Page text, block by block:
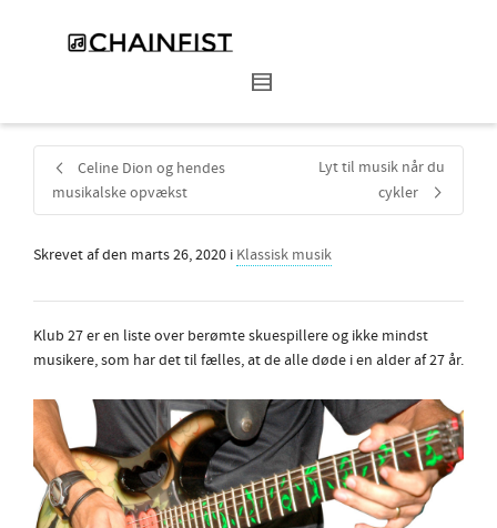
Celine Dion og hendes
musikalske opvækst
Lyt til musik når du
cykler
Skrevet afden marts 26, 2020 i Klassisk musik
Klub 27 er en liste over berømte skuespillere og ikke mindst
musikere, som har det til fælles, at de alle døde i en alder af 27 år.